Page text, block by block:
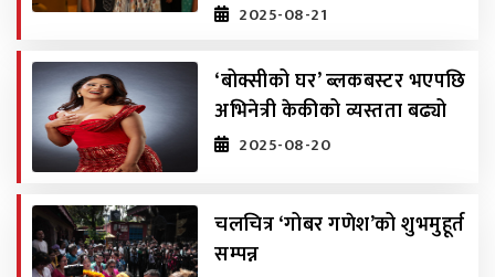
2025-08-21
‘बोक्सीको घर’ ब्लकबस्टर भएपछि
अभिनेत्री केकीको व्यस्तता बढ्यो
2025-08-20
चलचित्र ‘गोबर गणेश’को शुभमुहूर्त
सम्पन्न